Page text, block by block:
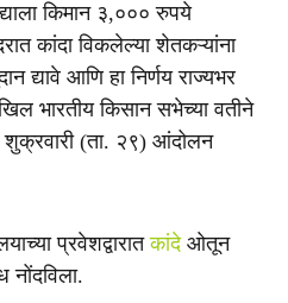
किमान ३,००० रुपये
कांदा विकलेल्या शेतकऱ्यांना
द्यावे आणि हा निर्णय राज्यभर
भारतीय किसान सभेच्या वतीने
शुक्रवारी (ता. २९) आंदोलन
प्रवेशद्वारातकांदे ओतून
नोंदविला.